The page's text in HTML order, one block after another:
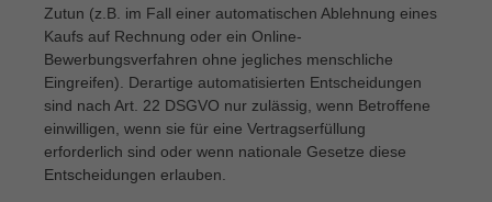
Zutun (z.B. im Fall einer automatischen Ablehnung eines
Kaufs auf Rechnung oder ein Online-
Bewerbungsverfahren ohne jegliches menschliche
Eingreifen). Derartige automatisierten Entscheidungen
sind nach Art. 22 DSGVO nur zulässig, wenn Betroffene
einwilligen, wenn sie für eine Vertragserfüllung
erforderlich sind oder wenn nationale Gesetze diese
Entscheidungen erlauben.